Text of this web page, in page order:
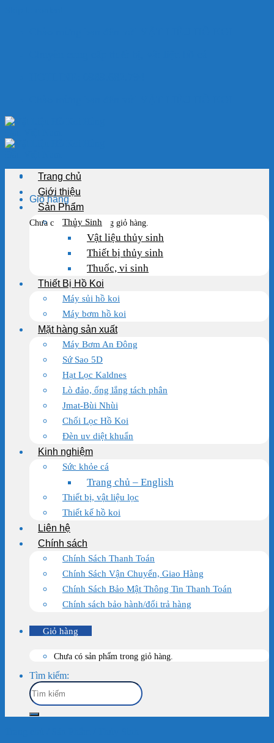
Giỏ hàng
Chưa có sản phẩm trong giỏ hàng.
Trang chủ
Giới thiệu
Sản Phẩm
Thủy Sinh
Vật liệu thủy sinh
Thiết bị thủy sinh
Thuốc, vi sinh
Thiết Bị Hồ Koi
Máy sủi hồ koi
Máy bơm hồ koi
Mặt hàng sản xuất
Máy Bơm An Đông
Sứ Sao 5D
Hạt Lọc Kaldnes
Lò đảo, ống lắng tách phân
Jmat-Bùi Nhùi
Chổi Lọc Hồ Koi
Đèn uv diệt khuẩn
Kinh nghiệm
Sức khỏe cá
Trang chủ – English
Thiết bị, vật liệu lọc
Thiết kế hồ koi
Liên hệ
Chính sách
Chính Sách Thanh Toán
Chính Sách Vận Chuyển, Giao Hàng
Chính Sách Bảo Mật Thông Tin Thanh Toán
Chính sách bảo hành/đổi trả hàng
Giỏ hàng
Chưa có sản phẩm trong giỏ hàng.
Tìm kiếm: